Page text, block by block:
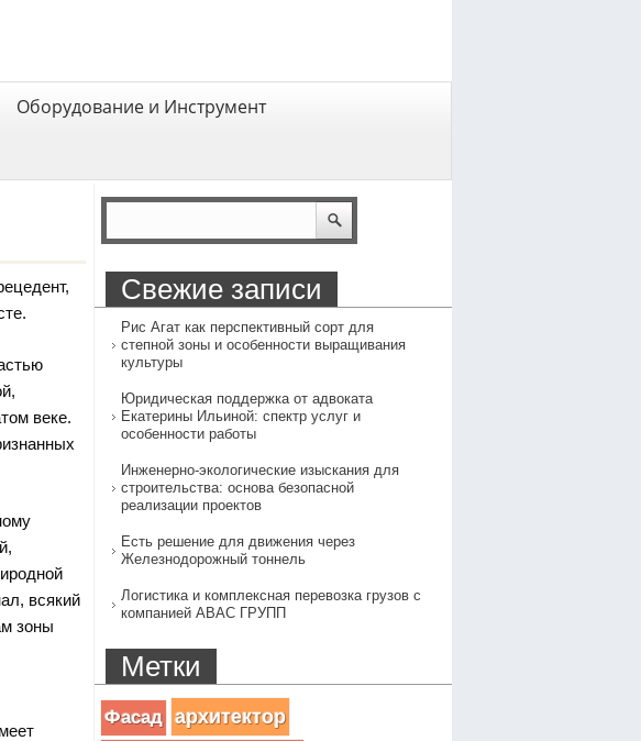
Оборудование и Инструмент
веке.
всякий
зоны
Свежие записи
Рис Агат как перспективный сорт для
степной зоны и особенности выращивания
культуры
Юридическая поддержка от адвоката
Екатерины Ильиной: спектр услуг и
особенности работы
Инженерно-экологические изыскания для
строительства: основа безопасной
реализации проектов
Есть решение для движения через
Железнодорожный тоннель
Логистика и комплексная перевозка грузов с
компанией АВАС ГРУПП
Метки
Фасад архитектор